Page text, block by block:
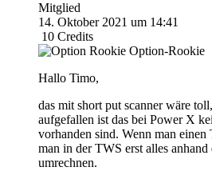
Mitglied
14. Oktober 2021 um 14:41
10 Credits
Option-Rookie
Hallo Timo,
das mit short put scanner wäre
aufgefallen ist das bei Power X
vorhanden sind. Wenn man einen
man in der TWS erst alles
umrechnen.